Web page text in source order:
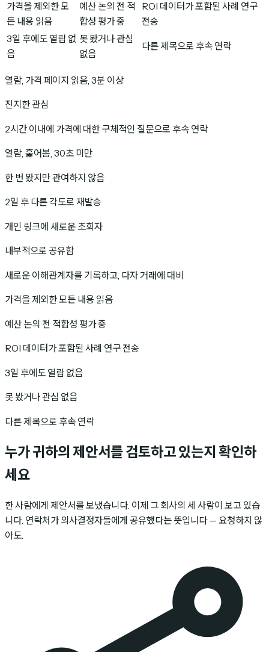
가격을 제외한 모
든 내용 읽음
예산 논의 전 적
합성 평가 중
ROI 데이터가 포함된 사례 연구
전송
3일 후에도 열람 없
음
못 봤거나 관심
없음
다른 제목으로 후속 연락
열람, 가격 페이지 읽음, 3분 이상
진지한 관심
2시간 이내에 가격에 대한 구체적인 질문으로 후속 연락
열람, 훑어봄, 30초 미만
한 번 봤지만 관여하지 않음
2일 후 다른 각도로 재발송
개인 링크에 새로운 조회자
내부적으로 공유함
새로운 이해관계자를 기록하고, 다자 거래에 대비
가격을 제외한 모든 내용 읽음
예산 논의 전 적합성 평가 중
ROI 데이터가 포함된 사례 연구 전송
3일 후에도 열람 없음
못 봤거나 관심 없음
다른 제목으로 후속 연락
누가 귀하의 제안서를 검토하고 있는지 확인하
세요
한 사람에게 제안서를 보냈습니다. 이제 그 회사의 세 사람이 보고 있습
니다. 연락처가 의사결정자들에게 공유했다는 뜻입니다 — 요청하지 않
아도.